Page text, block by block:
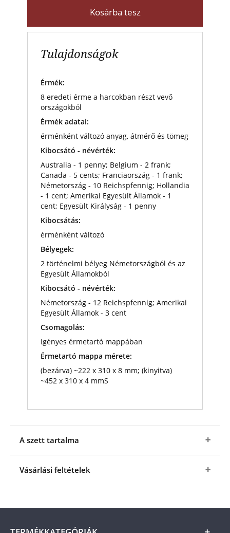
Kosárba tesz
Tulajdonságok
Érmék:
8 eredeti érme a harcokban részt vevő
országokból
Érmék adatai:
érménként változó anyag, átmérő és tömeg
Kibocsátó - névérték:
Australia - 1 penny; Belgium - 2 frank;
Canada - 5 cents; Franciaország - 1 frank;
Németország - 10 Reichspfennig; Hollandia
- 1 cent; Amerikai Egyesült Államok - 1
cent; Egyesült Királyság - 1 penny
Kibocsátás:
érménként változó
Bélyegek:
2 történelmi bélyeg Németországból és az
Egyesült Államokból
Kibocsátó - névérték:
Németország - 12 Reichspfennig; Amerikai
Egyesült Államok - 3 cent
Csomagolás:
Igényes érmetartó mappában
Érmetartó mappa mérete:
(bezárva) ~222 x 310 x 8 mm; (kinyitva)
~452 x 310 x 4 mmS
A szett tartalma
Vásárlási feltételek
80. évfordulójára készült érmeszetteta fenti
csomagolási és postaköltség).